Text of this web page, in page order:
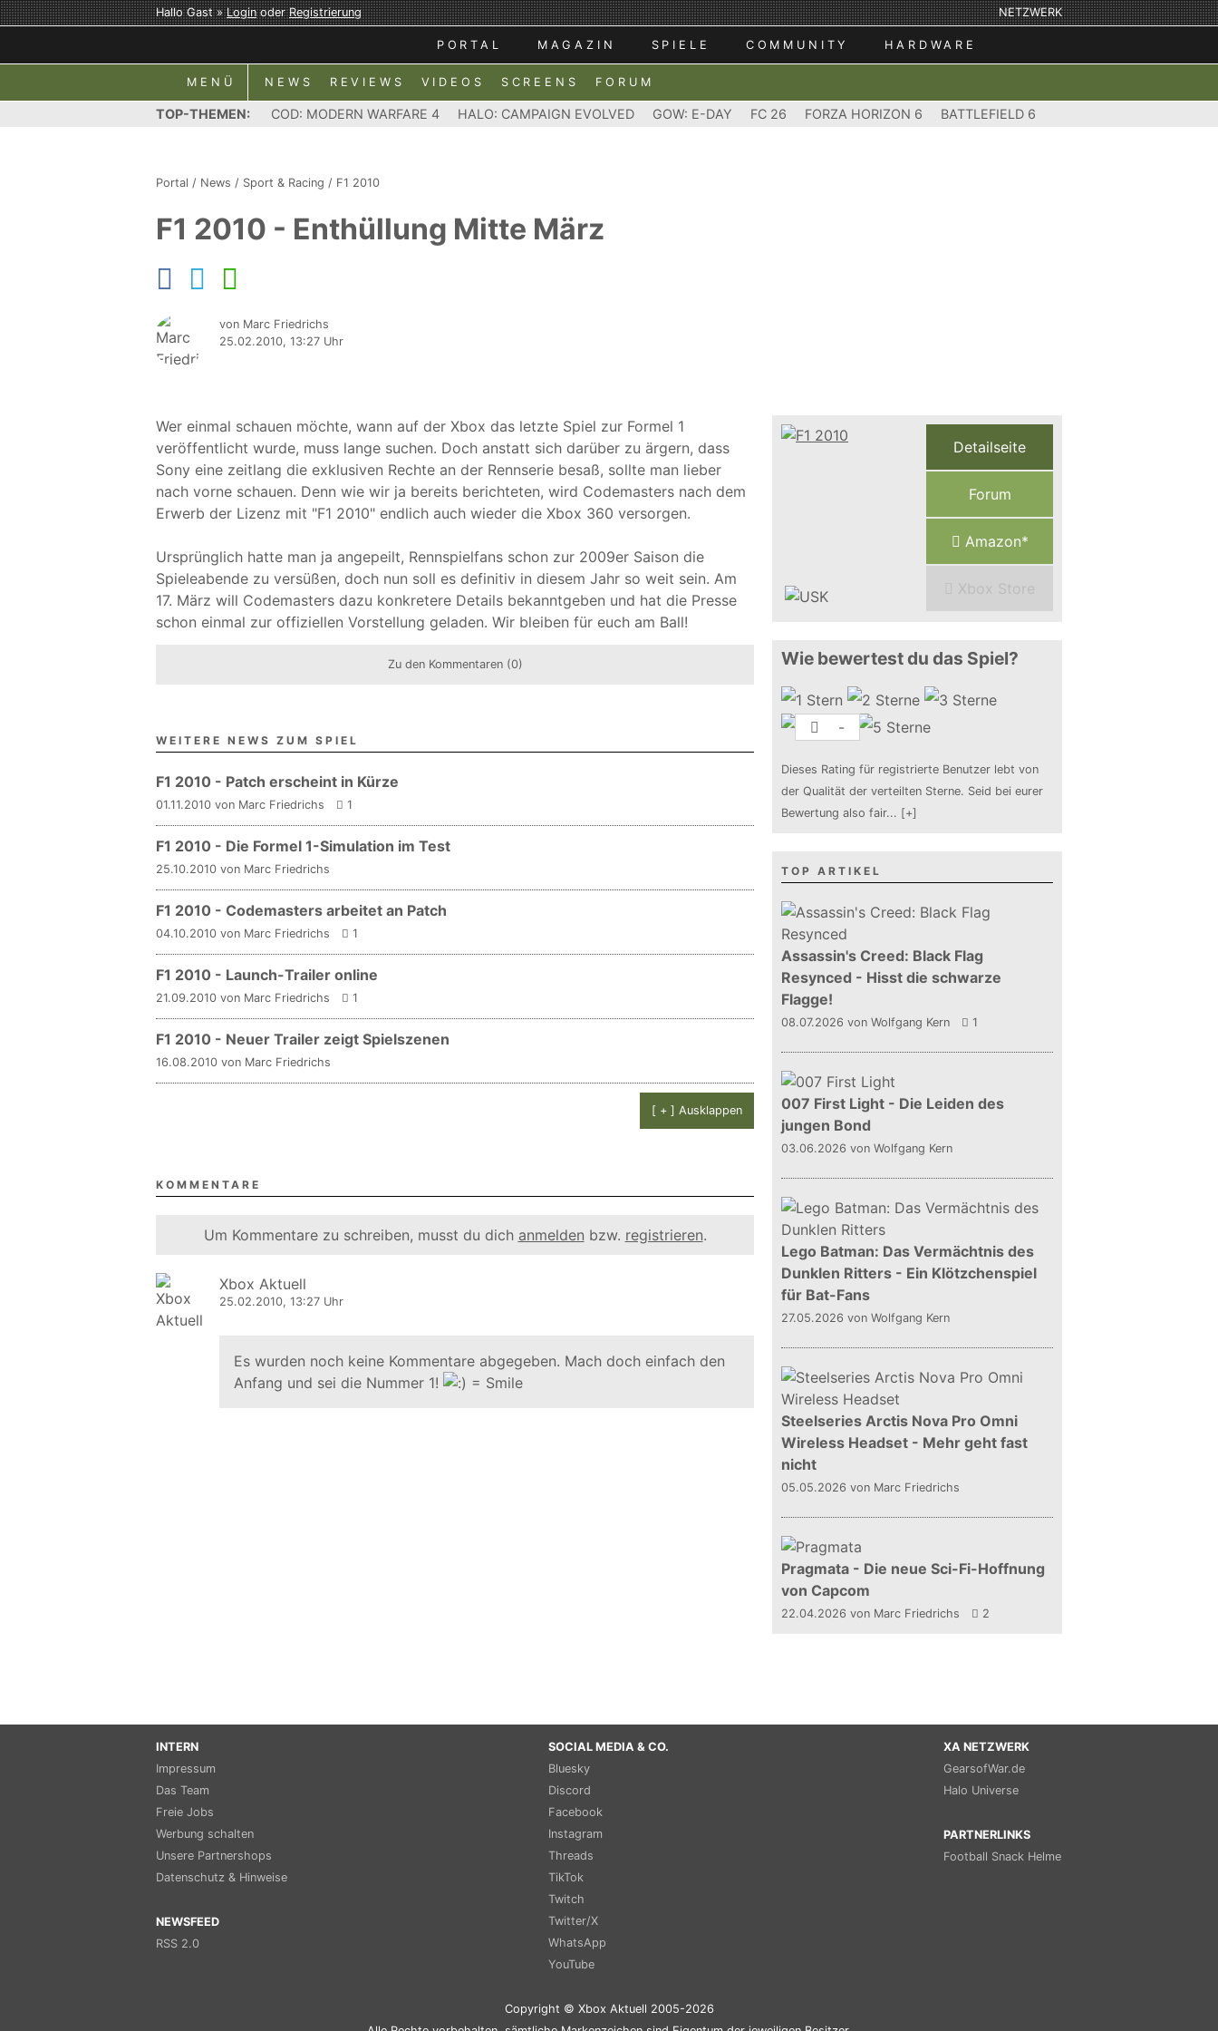
Hallo Gast »LoginoderRegistrierung NETZWERK
PORTAL MAGAZIN SPIELE COMMUNITY HARDWARE
MENÜ NEWS REVIEWS VIDEOS SCREENS FORUM
TOP-THEMEN: COD: MODERN WARFARE 4 HALO: CAMPAIGN EVOLVED GOW: E-DAY FC 26 FORZA HORIZON 6 BATTLEFIELD 6
Portal / News / Sport & Racing / F1 2010
F1 2010 - Enthüllung Mitte März
von Marc Friedrichs
25.02.2010, 13:27 Uhr
Wer einmal schauen möchte, wann auf der Xbox das letzte Spiel zur Formel 1
veröffentlicht wurde, muss lange suchen. Doch anstatt sich darüber zu ärgern, dass
Sony eine zeitlang die exklusiven Rechte an der Rennserie besaß, sollte man lieber
nach vorne schauen. Denn wie wir ja bereits berichteten, wird Codemasters nach dem
Erwerb der Lizenz mit "F1 2010" endlich auch wieder die Xbox 360 versorgen.
Ursprünglich hatte man ja angepeilt, Rennspielfans schon zur 2009er Saison die
Spieleabende zu versüßen, doch nun soll es definitiv in diesem Jahr so weit sein. Am
17. März will Codemasters dazu konkretere Details bekanntgeben und hat die Presse
schon einmal zur offiziellen Vorstellung geladen. Wir bleiben für euch am Ball!
Zu den Kommentaren (0)
WEITERE NEWS ZUM SPIEL
F1 2010 - Patch erscheint in Kürze
01.11.2010 von Marc Friedrichs 1
F1 2010 - Die Formel 1-Simulation im Test
25.10.2010 von Marc Friedrichs
F1 2010 - Codemasters arbeitet an Patch
04.10.2010 von Marc Friedrichs 1
F1 2010 - Launch-Trailer online
21.09.2010 von Marc Friedrichs 1
F1 2010 - Neuer Trailer zeigt Spielszenen
16.08.2010 von Marc Friedrichs
[ + ] Ausklappen
KOMMENTARE
Um Kommentare zu schreiben, musst du dich anmelden bzw. registrieren.
Xbox Aktuell
25.02.2010, 13:27 Uhr
Es wurden noch keine Kommentare abgegeben. Mach doch einfach den
Anfang und sei die Nummer 1!
Detailseite
Forum
Amazon*
Xbox Store
Wie bewertest du das Spiel?
-
Dieses Rating für registrierte Benutzer lebt von
der Qualität der verteilten Sterne. Seid bei eurer
Bewertung also fair... [+]
TOP ARTIKEL
Assassin's Creed: Black Flag
Resynced - Hisst die schwarze
Flagge!
08.07.2026 von Wolfgang Kern 1
007 First Light - Die Leiden des
jungen Bond
03.06.2026 von Wolfgang Kern
Lego Batman: Das Vermächtnis des
Dunklen Ritters - Ein Klötzchenspiel
für Bat-Fans
27.05.2026 von Wolfgang Kern
Steelseries Arctis Nova Pro Omni
Wireless Headset - Mehr geht fast
nicht
05.05.2026 von Marc Friedrichs
Pragmata - Die neue Sci-Fi-Hoffnung
von Capcom
22.04.2026 von Marc Friedrichs 2
INTERN
Impressum
Das Team
Freie Jobs
Werbung schalten
Unsere Partnershops
Datenschutz & Hinweise
NEWSFEED
RSS 2.0
SOCIAL MEDIA & CO.
Bluesky
Discord
Facebook
Instagram
Threads
TikTok
Twitch
Twitter/X
WhatsApp
YouTube
XA NETZWERK
GearsofWar.de
Halo Universe
PARTNERLINKS
Football Snack Helme
Copyright © Xbox Aktuell 2005-2026